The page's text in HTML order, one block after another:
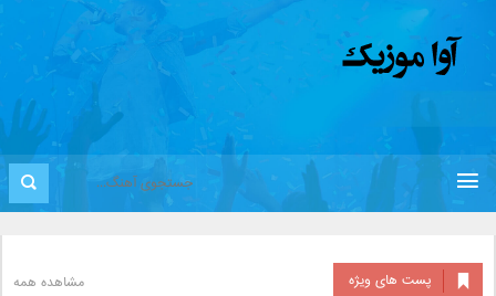
پست های ویژه مشاهده همه